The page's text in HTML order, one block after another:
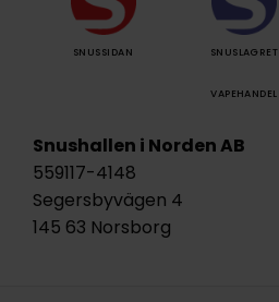
SNUSSIDAN SNUSLAGRET
VAPEHANDEL
Snushallen i Norden AB
559117-4148
Segersbyvägen 4
145 63 Norsborg